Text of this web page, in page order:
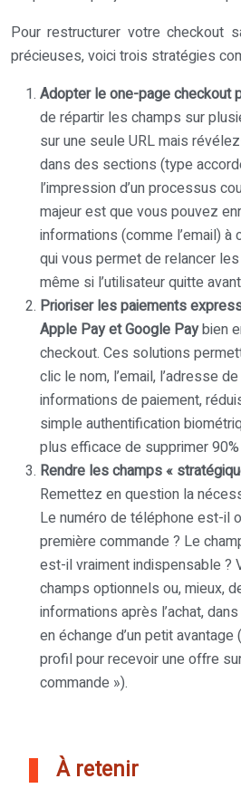
Pour restructurer votre checkout
précieuses, voici trois stratégies
Adopter le one-page checkout
de répartir les champs sur
sur une seule URL mais
dans des sections (type
l’impression d’un processus
majeur est que vous pouvez
informations (comme l’email) à
qui vous permet de relancer
même si l’utilisateur quitte
Prioriser les paiements
Apple Pay et Google Paybien
checkout. Ces solutions
clic le nom, l’email, l’adresse
informations de paiement,
simple authentification
plus efficace de supprimer
Rendre les champs «
Remettez en question la
Le numéro de téléphone est-il
première commande ? Le
est-il vraiment indispensable ?
champs optionnels ou, mieux,
informations après l’achat,
en échange d’un petit
profil pour recevoir une offre
commande »).
À retenir